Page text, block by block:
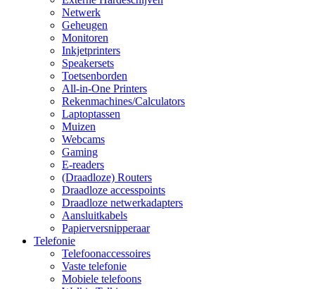
Netwerk
Geheugen
Monitoren
Inkjetprinters
Speakersets
Toetsenborden
All-in-One Printers
Rekenmachines/Calculators
Laptoptassen
Muizen
Webcams
Gaming
E-readers
(Draadloze) Routers
Draadloze accesspoints
Draadloze netwerkadapters
Aansluitkabels
Papierversnipperaar
Telefonie
Telefoonaccessoires
Vaste telefonie
Mobiele telefoons